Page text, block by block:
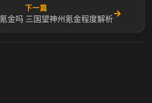
下一篇
金吗 三国望神州氪金程度解析
→